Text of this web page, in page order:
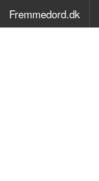
Fremmedord.dk